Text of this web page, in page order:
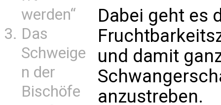
werden“
Das
Schweige
n der
Bischöfe
Dabei geht es
und damit
anzustreben.